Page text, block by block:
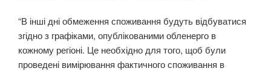
“В інші дні обмеження споживання будуть відбуватися
згідно з графіками, опублікованими обленерго в
кожному регіоні. Це необхідно для того, щоб були
проведені вимірювання фактичного споживання в